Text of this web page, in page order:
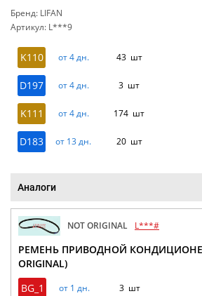
Бренд: LIFAN
Артикул: L***9
K110 от 4 дн. 43 шт
D197 от 4 дн. 3 шт
K111 от 4 дн. 174 шт
D183 от 13 дн. 20 шт
Аналоги
NOT ORIGINAL L***#
РЕМЕНЬ ПРИВОДНОЙ
ORIGINAL)
BG_1
от 1 дн. 3 шт